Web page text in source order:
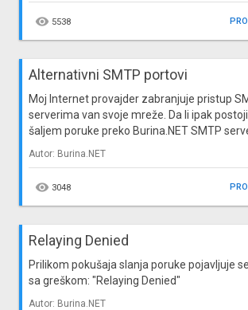
 5538
Alternativni SMTP portovi
Moj Internet provajder zabranjuje pristup
serverima van svoje mreže. Da li ipak
šaljem poruke preko Burina.NET SMTP
Autor: Burina.NET
 3048
Relaying Denied
Prilikom pokušaja slanja poruke pojavljuje
sa greškom: "Relaying Denied"
Autor: Burina.NET